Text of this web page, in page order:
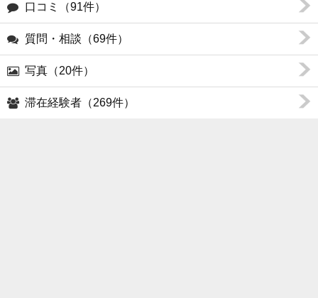
口コミ（91件）
質問・相談（69件）
写真（20件）
滞在経験者（269件）